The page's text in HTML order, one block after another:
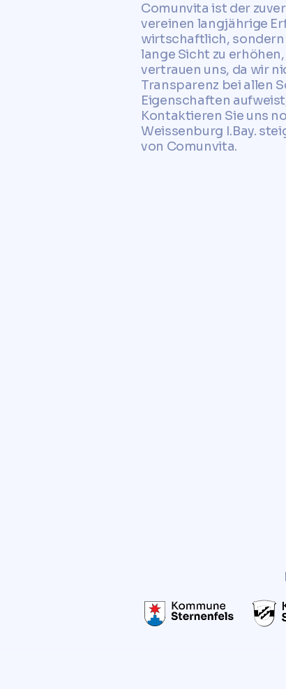
Comunvita ist der
vereinen langjährige
wirtschaftlich, sondern
lange Sicht zu
vertrauen uns, da wir
Transparenz bei allen
Eigenschaften
Kontaktieren Sie uns
Weissenburg I.Bay.
von Comunvita.